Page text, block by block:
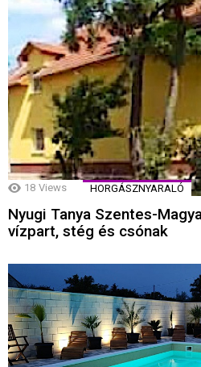
18 Views HORGÁSZNYARALÓ
Nyugi Tanya Szentes-
vízpart, stég és csónak